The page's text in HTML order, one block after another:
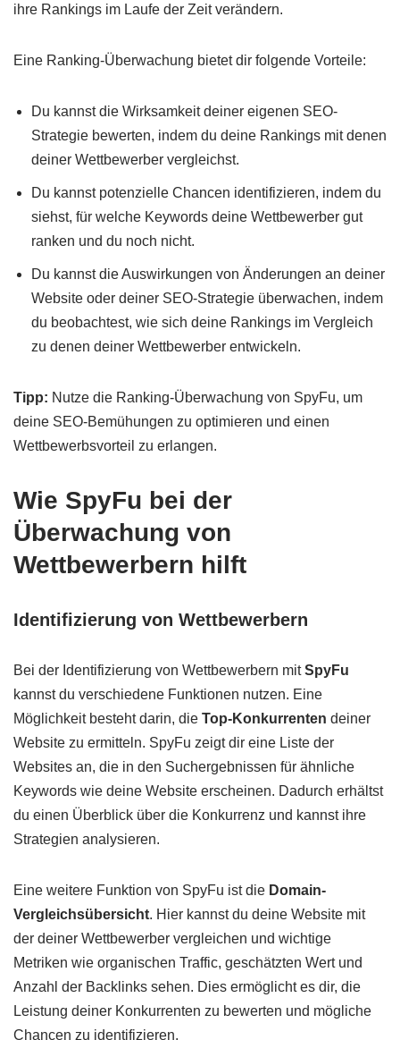
ihre Rankings im Laufe der Zeit verändern.
Eine Ranking-Überwachung bietet dir folgende Vorteile:
Du kannst die Wirksamkeit deiner eigenen SEO-
Strategie bewerten, indem du deine Rankings mit denen
deiner Wettbewerber vergleichst.
Du kannst potenzielle Chancen identifizieren, indem du
siehst, für welche Keywords deine Wettbewerber gut
ranken und du noch nicht.
Du kannst die Auswirkungen von Änderungen an deiner
Website oder deiner SEO-Strategie überwachen, indem
du beobachtest, wie sich deine Rankings im Vergleich
zu denen deiner Wettbewerber entwickeln.
Tipp: Nutze die Ranking-Überwachung von SpyFu, um
deine SEO-Bemühungen zu optimieren und einen
Wettbewerbsvorteil zu erlangen.
Wie SpyFu bei der
Überwachung von
Wettbewerbern hilft
Identifizierung von Wettbewerbern
Bei der Identifizierung von Wettbewerbern mitSpyFu
kannst du verschiedene Funktionen nutzen. Eine
Möglichkeit besteht darin, die Top-Konkurrenten deiner
Website zu ermitteln. SpyFu zeigt dir eine Liste der
Websites an, die in den Suchergebnissen für ähnliche
Keywords wie deine Website erscheinen. Dadurch erhältst
du einen Überblick über die Konkurrenz und kannst ihre
Strategien analysieren.
Eine weitere Funktion von SpyFu ist die Domain-
Vergleichsübersicht. Hier kannst du deine Website mit
der deiner Wettbewerber vergleichen und wichtige
Metriken wie organischen Traffic, geschätzten Wert und
Anzahl der Backlinks sehen. Dies ermöglicht es dir, die
Leistung deiner Konkurrenten zu bewerten und mögliche
Chancen zu identifizieren.